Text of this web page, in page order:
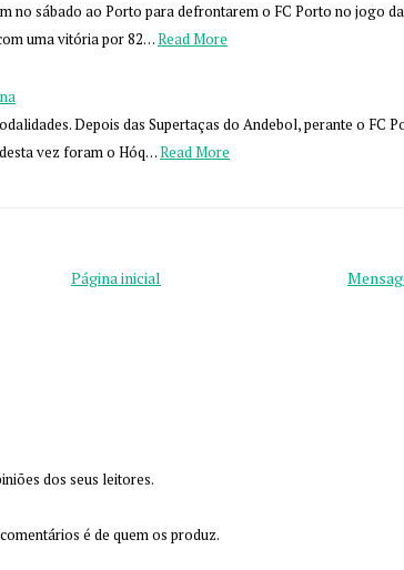
no sábado ao Porto para defrontarem o FC Porto no jogo
uma vitória por 82…Read More
Depois das Supertaças do Andebol, perante o FC
vez foram o Hóq…Read More
Página inicial
dos seus leitores.
é de quem os produz.